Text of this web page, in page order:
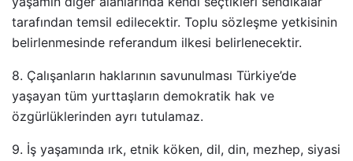
tarafından temsil edilecektir. Toplu sözleşme yetkisinin
belirlenmesinde referandum ilkesi belirlenecektir.
8. Çalışanların haklarının savunulması Türkiye’de
yaşayan tüm yurttaşların demokratik hak ve
özgürlüklerinden ayrı tutulamaz.
9. İş yaşamında ırk, etnik köken, dil, din, mezhep, siyasi